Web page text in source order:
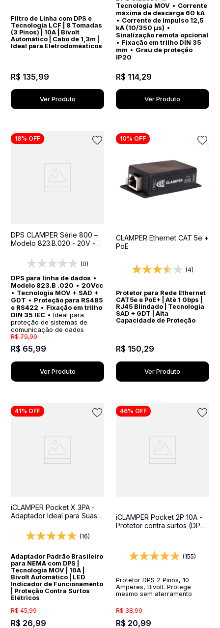
Filtro de Linha com DPS e
Tecnologia LCF | 8 Tomadas
(3 Pinos) | 10A | Bivolt
Automático | Cabo de 1,3m |
Ideal para Eletrodomésticos
R$ 135,99
Ver Produto
Tecnologia MOV• Corrente
máxima de descarga 60 kA
• Corrente de impulso 12,5
kA (10/350 µs) •
Sinalização remota opcional
• Fixação em trilho DIN 35
mm • Grau de proteção
IP20
R$ 114,29
Ver Produto
18% OFF
DPS CLAMPER Série 800 –
Modelo 823.B.020 - 20V -
Sistemas de Automação
Industrial, RS485 e RS422
(0)
DPS para linha de dados •
Modelo 823.B .020 • 20Vcc
• Tecnologia MOV + SAD +
GDT • Proteção para RS485
e RS422 • Fixação em trilho
DIN 35 IEC • Ideal para
proteção de sistemas de
comunicação de dados
R$ 79,99
R$ 65,99
Ver Produto
10% OFF
CLAMPER Ethernet CAT 5e +
PoE
(4)
Protetor para Rede Ethernet
CAT5e e PoE+ | Até 1 Gbps |
RJ45 Blindado | Tecnologia
SAD + GDT | Alta
Capacidade de Proteção
R$ 150,29
Ver Produto
41% OFF
iCLAMPER Pocket X 3PA -
Adaptador Ideal para Suas
(16)
Adaptador Padrão Brasileiro
para NEMA com DPS |
Tecnologia MOV | 10A |
Bivolt Automático | LED
Indicador de Funcionamento
| Proteção Contra Surtos
Elétricos
R$ 45,99
R$ 26,99
46% OFF
iCLAMPER Pocket 2P 10A -
Protetor contra surtos (DPS)
(155)
Protetor DPS 2 Pinos, 10
Amperes, Bivolt. Protege
mesmo sem aterramento
R$ 38,99
R$ 20,99